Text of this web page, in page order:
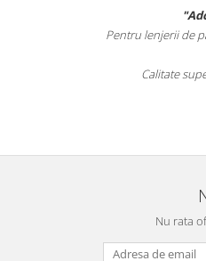
"Ador
Pentru lenjerii de pat si
Calitate superba si
Nu rata